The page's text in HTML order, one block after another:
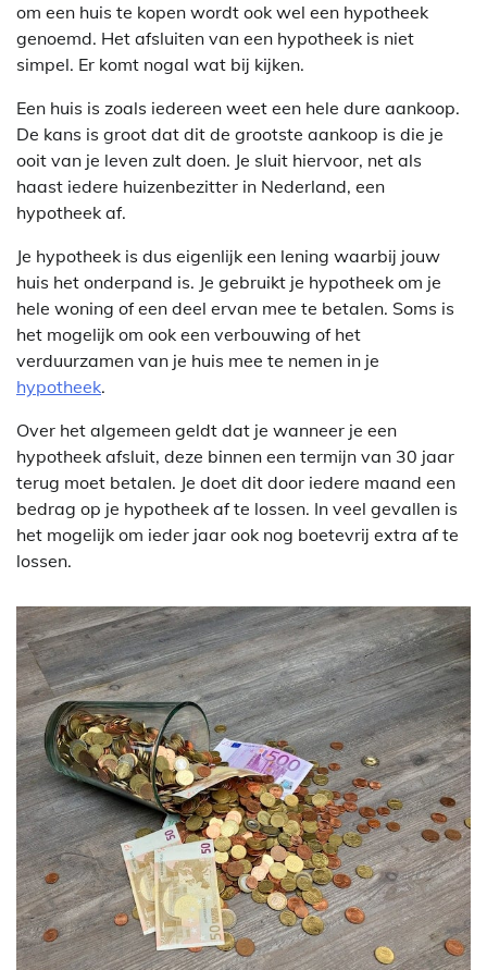
om een huis te kopen wordt ook wel een hypotheek
genoemd. Het afsluiten van een hypotheek is niet
simpel. Er komt nogal wat bij kijken.
Een huis is zoals iedereen weet een hele dure aankoop.
De kans is groot dat dit de grootste aankoop is die je
ooit van je leven zult doen. Je sluit hiervoor, net als
haast iedere huizenbezitter in Nederland, een
hypotheek af.
Je hypotheek is dus eigenlijk een lening waarbij jouw
huis het onderpand is. Je gebruikt je hypotheek om je
hele woning of een deel ervan mee te betalen. Soms is
het mogelijk om ook een verbouwing of het
verduurzamen van je huis mee te nemen in je
hypotheek.
Over het algemeen geldt dat je wanneer je een
hypotheek afsluit, deze binnen een termijn van 30 jaar
terug moet betalen. Je doet dit door iedere maand een
bedrag op je hypotheek af te lossen. In veel gevallen is
het mogelijk om ieder jaar ook nog boetevrij extra af te
lossen.